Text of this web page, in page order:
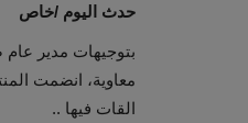
حدث اليوم /خاص
بتوجيهات مدير
معاوية، انضمت
القات فيها ..